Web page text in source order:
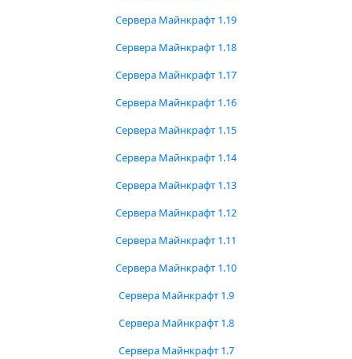
Сервера Майнкрафт 1.19
Сервера Майнкрафт 1.18
Сервера Майнкрафт 1.17
Сервера Майнкрафт 1.16
Сервера Майнкрафт 1.15
Сервера Майнкрафт 1.14
Сервера Майнкрафт 1.13
Сервера Майнкрафт 1.12
Сервера Майнкрафт 1.11
Сервера Майнкрафт 1.10
Сервера Майнкрафт 1.9
Сервера Майнкрафт 1.8
Сервера Майнкрафт 1.7